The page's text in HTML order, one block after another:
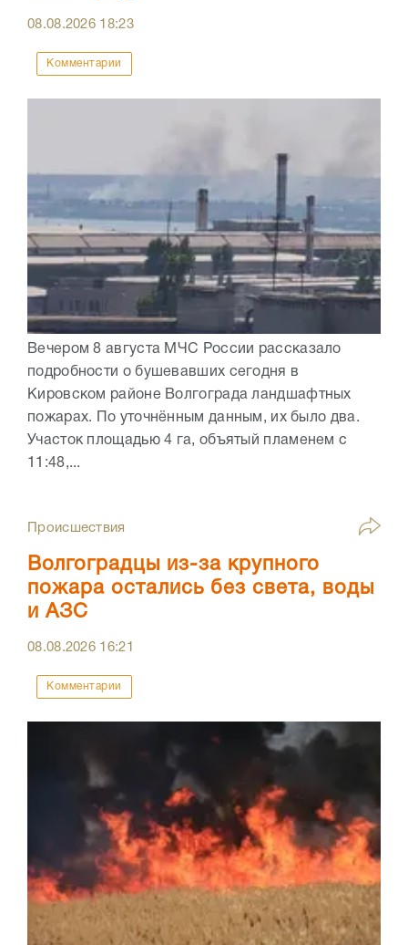
08.08.2026 18:23
Комментарии
Вечером 8 августа МЧС России рассказало
подробности о бушевавших сегодня в
Кировском районе Волгограда ландшафтных
пожарах. По уточнённым данным, их было два.
Участок площадью 4 га, объятый пламенем с
11:48,...
Происшествия
Волгоградцы из-за крупного
пожара остались без света, воды
и АЗС
08.08.2026 16:21
Комментарии